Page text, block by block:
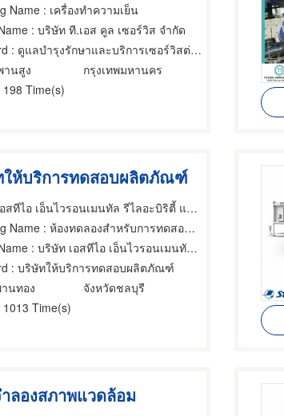
Name : เครื่องทำความเย็น
: บริษัท ที.เอส คูล เซอร์วิส จำกัด
: ดูแลบำรุงรักษาและบริการเซอร์วิสต่างๆ
านสูง
กรุงเทพมหานคร
198 Time(s)
ให้บริการทดสอบผลิตภัณฑ์
บริษัท เอสทีไอ เอ็นไวรอนเมนทัล รีไลอะบิริตี้ แลบบอราทอรี่ จำกัด
Name : ห้องทดลองสำหรับการทดสอบ,งานทางอุตสาหกรรมทดสอบ,เครื่องมือทดสอบและตรวจสอบ
: บริษัท เอสทีไอ เอ็นไวรอนเมนทัล รีไลอะบิริตี้ แลบบอราทอรี่ จำกัด
: บริษัทให้บริการทดสอบผลิตภัณฑ์
นทอง
จังหวัดชลบุรี
1013 Time(s)
ลองสภาพแวดล้อม